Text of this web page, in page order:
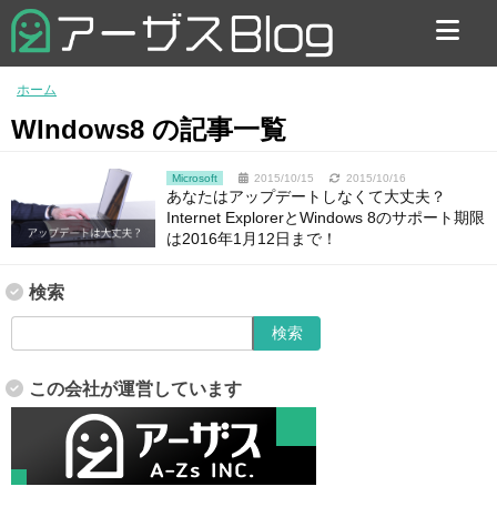
お問い合わせ
ホーム
WIndows8 の記事一覧
Microsoft 2015/10/15 2015/10/16
あなたはアップデートしなくて大丈夫？
Internet ExplorerとWindows 8のサポート期限
は2016年1月12日まで！
検索
この会社が運営しています